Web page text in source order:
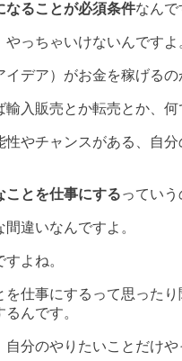
なることが必須条件なんで
っちゃいけないんですよ
デア）がお金を稼げる
輸入販売とか転売とか、
やチャンスがある、自
ことを仕事にするっていう
違いなんですよ。
すよね。
仕事にするって思った
んです。
分のやりたいことだけ